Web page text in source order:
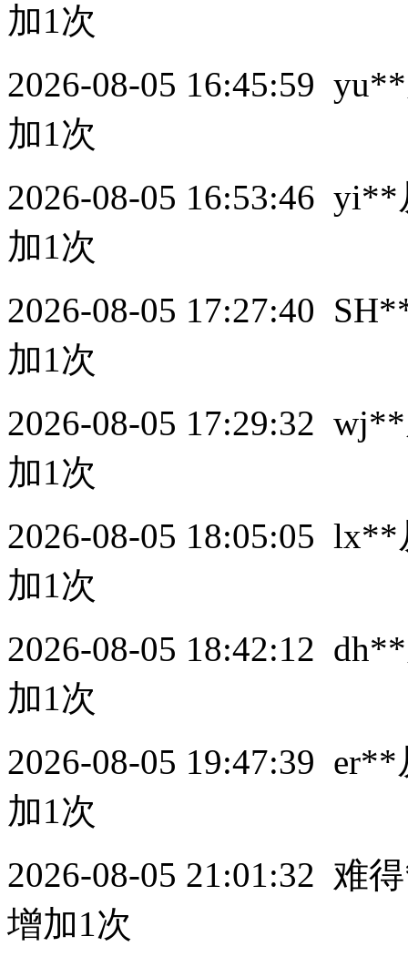
加1次
2026-08-05 16:45:59 yu**
加1次
2026-08-05 16:53:46 yi**
加1次
2026-08-05 17:27:40
加1次
2026-08-05 17:29:32 wj**
加1次
2026-08-05 18:05:05 lx**
加1次
2026-08-05 18:42:12 dh**
加1次
2026-08-05 19:47:39 er**
加1次
2026-08-05 21:01:32 难
增加1次